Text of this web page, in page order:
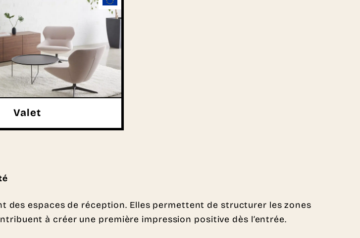
Valet
des espaces de réception. Elles permettent de structurer les zones
à créer une première impression positive dès l’entrée.